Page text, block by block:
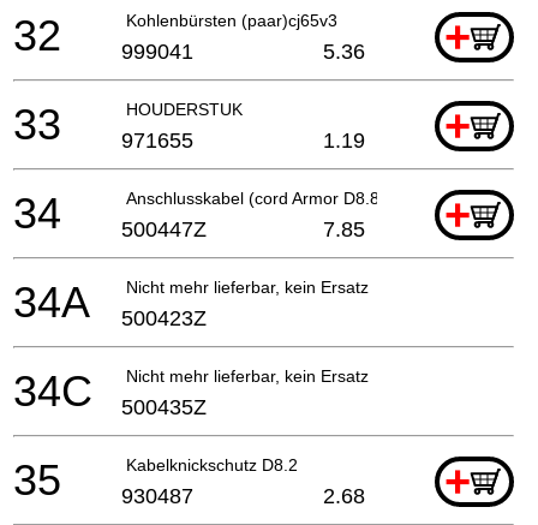
Kohlenbürsten (paar)cj65v3 +
32 999041 5.36
HOUDERSTUK +
33 971655 1.19
Anschlusskabel (cord Armor D8.8) For Pan+
34 500447Z 7.85
Nicht mehr lieferbar, kein Ersatz
34A 500423Z
Nicht mehr lieferbar, kein Ersatz
34C 500435Z
Kabelknickschutz D8.2 +
35 930487 2.68